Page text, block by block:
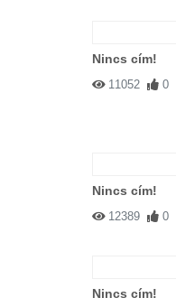
Nincs cím!
11052 0
Nincs cím!
12389 0
Nincs cím!